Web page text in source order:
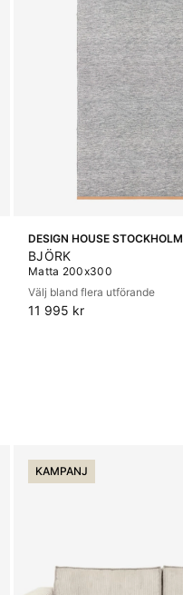
DESIGN HOUSE STOCKHOLM
BJÖRK
Matta 200x300
Välj bland flera utförande
11 995 kr
KAMPANJ